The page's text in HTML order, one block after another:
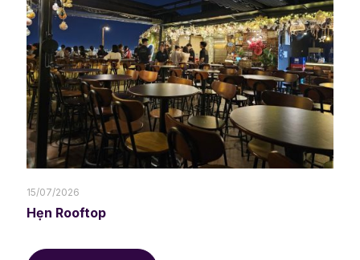
15/07/2026
Hẹn Rooftop